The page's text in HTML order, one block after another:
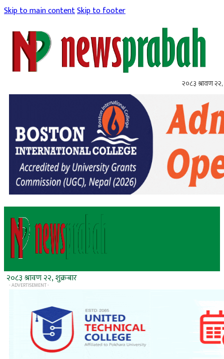
Skip to main contentSkip to footer
२०८३ श्रावण २२,
२०८३ श्रावण २२, शुक्रबार
- ADVERTISEMENT -